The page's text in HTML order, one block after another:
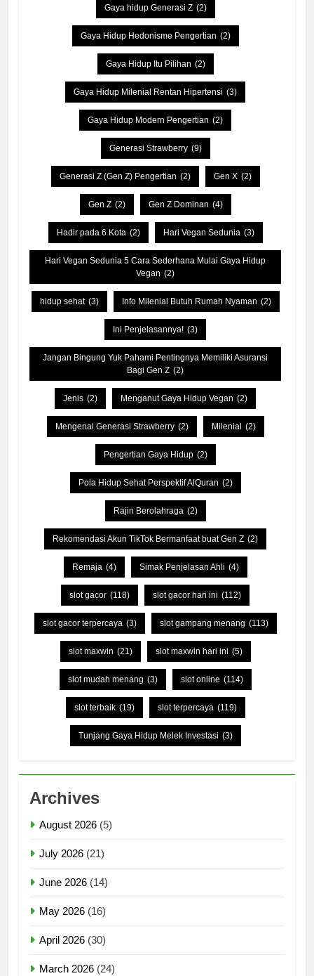
Gaya hidup Generasi Z (2)
Gaya Hidup Hedonisme Pengertian (2)
Gaya Hidup Itu Pilihan (2)
Gaya Hidup Milenial Rentan Hipertensi (3)
Gaya Hidup Modern Pengertian (2)
Generasi Strawberry (9)
Generasi Z (Gen Z) Pengertian (2) Gen X (2)
Gen Z (2) Gen Z Dominan (4)
Hadir pada 6 Kota (2) Hari Vegan Sedunia (3)
Hari Vegan Sedunia 5 Cara Sederhana Mulai Gaya Hidup
Vegan (2)
hidup sehat (3) Info Milenial Butuh Rumah Nyaman (2)
Ini Penjelasannya! (3)
Jangan Bingung Yuk Pahami Pentingnya Memiliki Asuransi
Bagi Gen Z (2)
Jenis (2) Menganut Gaya Hidup Vegan (2)
Mengenal Generasi Strawberry (2) Milenial (2)
Pengertian Gaya Hidup (2)
Pola Hidup Sehat Perspektif AlQuran (2)
Rajin Berolahraga (2)
Rekomendasi Akun TikTok Bermanfaat buat Gen Z (2)
Remaja (4) Simak Penjelasan Ahli (4)
slot gacor (118) slot gacor hari ini (112)
slot gacor terpercaya (3) slot gampang menang (113)
slot maxwin (21) slot maxwin hari ini (5)
slot mudah menang (3) slot online (114)
slot terbaik (19) slot terpercaya (119)
Tunjang Gaya Hidup Melek Investasi (3)
Archives
August 2026 (5)
July 2026 (21)
June 2026 (14)
May 2026 (16)
April 2026 (30)
March 2026 (24)